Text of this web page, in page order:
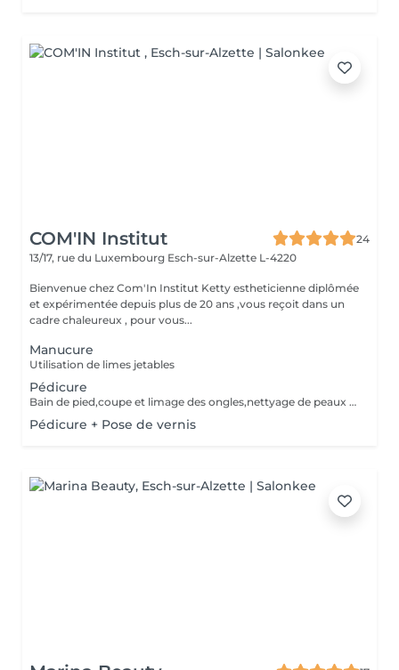
COM'IN Institut
24
13/17, rue du Luxembourg Esch-sur-Alzette L-4220
Bienvenue chez Com'In Institut Ketty estheticienne diplômée
et expérimentée depuis plus de 20 ans ,vous reçoit dans un
cadre chaleureux , pour vous...
Manucure
Utilisation de limes jetables
Pédicure
Bain de pied,coupe et limage des ongles,nettyage de peaux mortes Utilisation de la fraiseuse professionnelle Utilisation de limes jetables
Pédicure + Pose de vernis